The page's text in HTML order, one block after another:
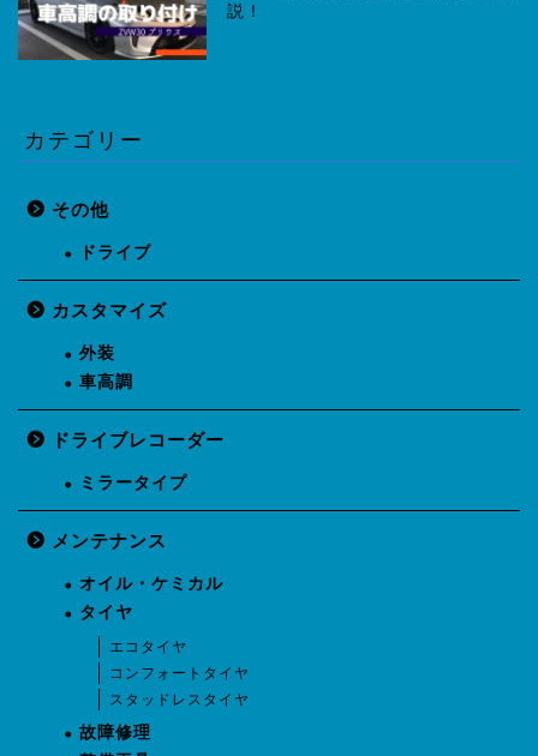
説！
カテゴリー
その他
ドライブ
カスタマイズ
外装
車高調
ドライブレコーダー
ミラータイプ
メンテナンス
オイル・ケミカル
タイヤ
エコタイヤ
コンフォートタイヤ
スタッドレスタイヤ
故障修理